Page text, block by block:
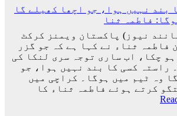
لاکھ
افراد
کے
دستخط
فائنل
میں
شکست
کے
بعد
لیونل
میسی
ٹیم
کے
بند نہیں ہوا، جو اچھا کھیلے گا
فاطمہ ثنا
نیوز) پاکستان ویمنز کرکٹ
فاطمہ ثناء نے کہا ہے کہ جو گزر
چکا، اب ساری توجہ سری لنکا کی
راستہ کسی کا بند نہیں ہوا، جو
وہ ٹیم میں ہوگا۔ کراچی میں
کرتے ہوئے فاطمہ ثناء کا
: